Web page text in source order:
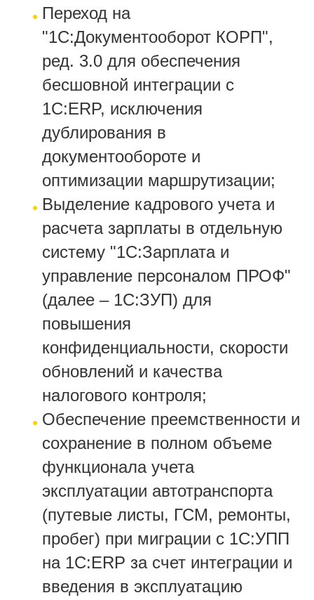
Переход на
"1С:Документооборот КОРП",
ред. 3.0 для обеспечения
бесшовной интеграции с
1С:ERP, исключения
дублирования в
документообороте и
оптимизации маршрутизации;
Выделение кадрового учета и
расчета зарплаты в отдельную
систему "1С:Зарплата и
управление персоналом ПРОФ"
(далее – 1С:ЗУП) для
повышения
конфиденциальности, скорости
обновлений и качества
налогового контроля;
Обеспечение преемственности и
сохранение в полном объеме
функционала учета
эксплуатации автотранспорта
(путевые листы, ГСМ, ремонты,
пробег) при миграции с 1С:УПП
на 1С:ЕRP за счет интеграции и
введения в эксплуатацию